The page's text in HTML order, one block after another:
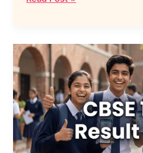
CBSE
10th
Result
2026:
Date,
Direct
Link